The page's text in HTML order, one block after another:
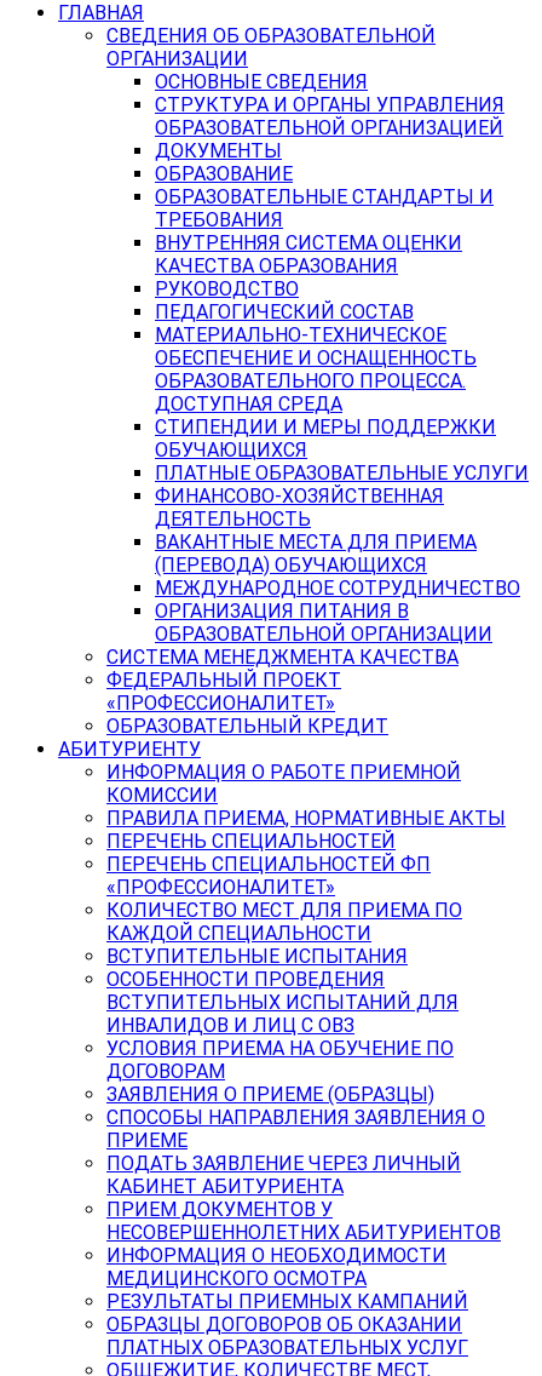
ГЛАВНАЯ
СВЕДЕНИЯ ОБ ОБРАЗОВАТЕЛЬНОЙ
ОРГАНИЗАЦИИ
ОСНОВНЫЕ СВЕДЕНИЯ
СТРУКТУРА И ОРГАНЫ УПРАВЛЕНИЯ
ОБРАЗОВАТЕЛЬНОЙ ОРГАНИЗАЦИЕЙ
ДОКУМЕНТЫ
ОБРАЗОВАНИЕ
ОБРАЗОВАТЕЛЬНЫЕ СТАНДАРТЫ И
ТРЕБОВАНИЯ
ВНУТРЕННЯЯ СИСТЕМА ОЦЕНКИ
КАЧЕСТВА ОБРАЗОВАНИЯ
РУКОВОДСТВО
ПЕДАГОГИЧЕСКИЙ СОСТАВ
МАТЕРИАЛЬНО-ТЕХНИЧЕСКОЕ
ОБЕСПЕЧЕНИЕ И ОСНАЩЕННОСТЬ
ОБРАЗОВАТЕЛЬНОГО ПРОЦЕССА.
ДОСТУПНАЯ СРЕДА
СТИПЕНДИИ И МЕРЫ ПОДДЕРЖКИ
ОБУЧАЮЩИХСЯ
ПЛАТНЫЕ ОБРАЗОВАТЕЛЬНЫЕ УСЛУГИ
ФИНАНСОВО-ХОЗЯЙСТВЕННАЯ
ДЕЯТЕЛЬНОСТЬ
ВАКАНТНЫЕ МЕСТА ДЛЯ ПРИЕМА
(ПЕРЕВОДА) ОБУЧАЮЩИХСЯ
МЕЖДУНАРОДНОЕ СОТРУДНИЧЕСТВО
ОРГАНИЗАЦИЯ ПИТАНИЯ В
ОБРАЗОВАТЕЛЬНОЙ ОРГАНИЗАЦИИ
СИСТЕМА МЕНЕДЖМЕНТА КАЧЕСТВА
ФЕДЕРАЛЬНЫЙ ПРОЕКТ
«ПРОФЕССИОНАЛИТЕТ»
ОБРАЗОВАТЕЛЬНЫЙ КРЕДИТ
АБИТУРИЕНТУ
ИНФОРМАЦИЯ О РАБОТЕ ПРИЕМНОЙ
КОМИССИИ
ПРАВИЛА ПРИЕМА, НОРМАТИВНЫЕ АКТЫ
ПЕРЕЧЕНЬ СПЕЦИАЛЬНОСТЕЙ
ПЕРЕЧЕНЬ СПЕЦИАЛЬНОСТЕЙ ФП
«ПРОФЕССИОНАЛИТЕТ»
КОЛИЧЕСТВО МЕСТ ДЛЯ ПРИЕМА ПО
КАЖДОЙ СПЕЦИАЛЬНОСТИ
ВСТУПИТЕЛЬНЫЕ ИСПЫТАНИЯ
ОСОБЕННОСТИ ПРОВЕДЕНИЯ
ВСТУПИТЕЛЬНЫХ ИСПЫТАНИЙ ДЛЯ
ИНВАЛИДОВ И ЛИЦ С ОВЗ
УСЛОВИЯ ПРИЕМА НА ОБУЧЕНИЕ ПО
ДОГОВОРАМ
ЗАЯВЛЕНИЯ О ПРИЕМЕ (ОБРАЗЦЫ)
СПОСОБЫ НАПРАВЛЕНИЯ ЗАЯВЛЕНИЯ О
ПРИЕМЕ
ПОДАТЬ ЗАЯВЛЕНИЕ ЧЕРЕЗ ЛИЧНЫЙ
КАБИНЕТ АБИТУРИЕНТА
ПРИЕМ ДОКУМЕНТОВ У
НЕСОВЕРШЕННОЛЕТНИХ АБИТУРИЕНТОВ
ИНФОРМАЦИЯ О НЕОБХОДИМОСТИ
МЕДИЦИНСКОГО ОСМОТРА
РЕЗУЛЬТАТЫ ПРИЕМНЫХ КАМПАНИЙ
ОБРАЗЦЫ ДОГОВОРОВ ОБ ОКАЗАНИИ
ПЛАТНЫХ ОБРАЗОВАТЕЛЬНЫХ УСЛУГ
ОБЩЕЖИТИЕ, КОЛИЧЕСТВЕ МЕСТ,